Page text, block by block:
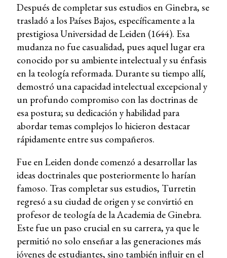
Después de completar sus estudios en Ginebra, se
trasladó a los Países Bajos, específicamente a la
prestigiosa Universidad de Leiden (1644). Esa
mudanza no fue casualidad, pues aquel lugar era
conocido por su ambiente intelectual y su énfasis
en la teología reformada. Durante su tiempo allí,
demostró una capacidad intelectual excepcional y
un profundo compromiso con las doctrinas de
esa postura; su dedicación y habilidad para
abordar temas complejos lo hicieron destacar
rápidamente entre sus compañeros.
Fue en Leiden donde comenzó a desarrollar las
ideas doctrinales que posteriormente lo harían
famoso. Tras completar sus estudios, Turretin
regresó a su ciudad de origen y se convirtió en
profesor de teología de la Academia de Ginebra.
Este fue un paso crucial en su carrera, ya que le
permitió no solo enseñar a las generaciones más
jóvenes de estudiantes, sino también influir en el